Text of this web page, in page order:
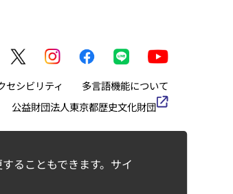
ることもできます。サイ
セシビリティ
多言語機能について
公益財団法人東京都歴史文化財団